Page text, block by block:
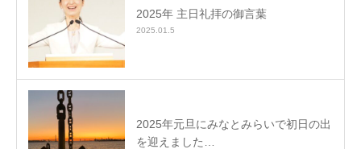
2025年 主日礼拝の御言葉
2025.01.5
2025年元旦にみなとみらいで初日の出
を迎えました…